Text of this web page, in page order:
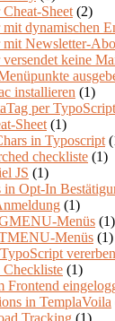
Sheet (2)
dynamischen
mit Newsletter-Abo
keine
installieren (1)
per TypoScript
Sheet (1)
in Typoscript
checkliste (1)
JS (1)
Opt-In
(1)
Menüs (1)
Menüs (1)
vererben
(1)
Frontend
in TemplaVoila
Tracking (1)